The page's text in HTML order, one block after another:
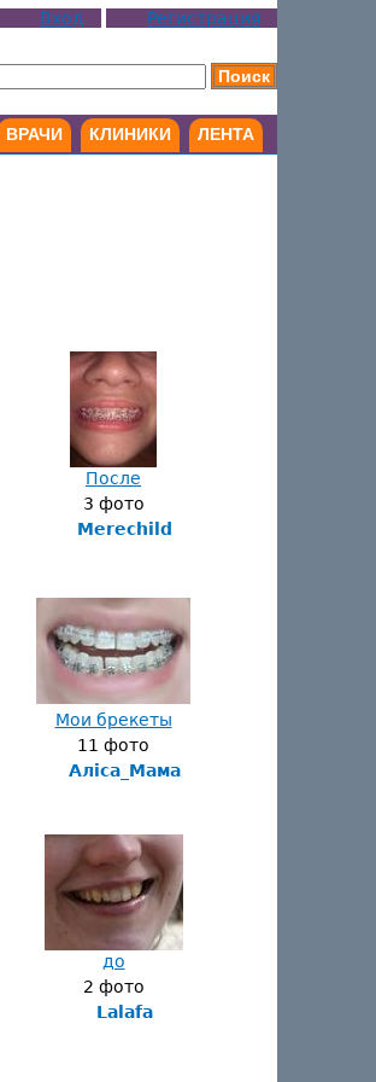
Вход Регистрация
ВРАЧИ КЛИНИКИ ЛЕНТА
После
3 фото
Merechild
Мои брекеты
11 фото
Аліса_Мама
до
2 фото
Lalafa